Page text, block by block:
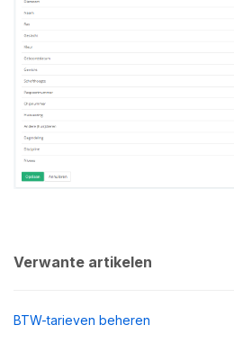
Verwante artikelen
BTW-tarieven beheren